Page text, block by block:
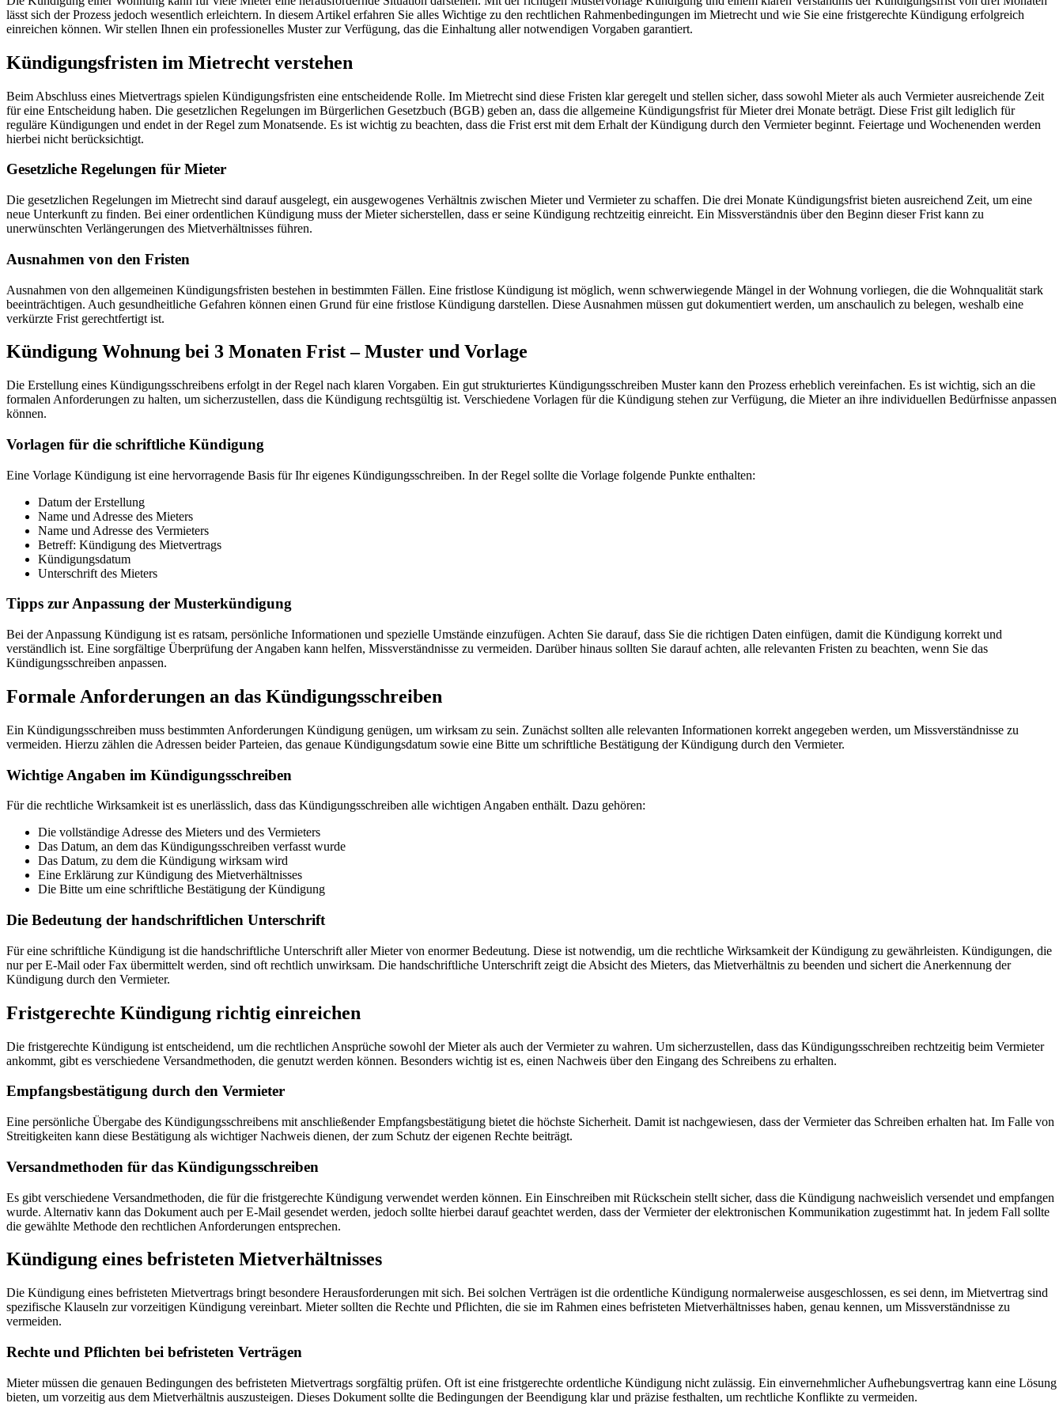
lässt sich der Prozess jedoch wesentlich erleichtern. In diesem Artikel erfahren Sie alles Wichtige zu den rechtlichen Rahmenbedingungen im Mietrecht und wie Sie eine fristgerechte Kündigung erfolgreich
einreichen können. Wir stellen Ihnen ein professionelles Muster zur Verfügung, das die Einhaltung aller notwendigen Vorgaben garantiert.
Kündigungsfristen im Mietrecht verstehen
Beim Abschluss eines Mietvertrags spielen Kündigungsfristen eine entscheidende Rolle. Im Mietrecht sind diese Fristen klar geregelt und stellen sicher, dass sowohl Mieter als auch Vermieter ausreichende Zeit
für eine Entscheidung haben. Die gesetzlichen Regelungen im Bürgerlichen Gesetzbuch (BGB) geben an, dass die allgemeine Kündigungsfrist für Mieter drei Monate beträgt. Diese Frist gilt lediglich für
reguläre Kündigungen und endet in der Regel zum Monatsende. Es ist wichtig zu beachten, dass die Frist erst mit dem Erhalt der Kündigung durch den Vermieter beginnt. Feiertage und Wochenenden werden
hierbei nicht berücksichtigt.
Gesetzliche Regelungen für Mieter
Die gesetzlichen Regelungen im Mietrecht sind darauf ausgelegt, ein ausgewogenes Verhältnis zwischen Mieter und Vermieter zu schaffen. Die drei Monate Kündigungsfrist bieten ausreichend Zeit, um eine
neue Unterkunft zu finden. Bei einer ordentlichen Kündigung muss der Mieter sicherstellen, dass er seine Kündigung rechtzeitig einreicht. Ein Missverständnis über den Beginn dieser Frist kann zu
unerwünschten Verlängerungen des Mietverhältnisses führen.
Ausnahmen von den Fristen
Ausnahmen von den allgemeinen Kündigungsfristen bestehen in bestimmten Fällen. Eine fristlose Kündigung ist möglich, wenn schwerwiegende Mängel in der Wohnung vorliegen, die die Wohnqualität stark
beeinträchtigen. Auch gesundheitliche Gefahren können einen Grund für eine fristlose Kündigung darstellen. Diese Ausnahmen müssen gut dokumentiert werden, um anschaulich zu belegen, weshalb eine
verkürzte Frist gerechtfertigt ist.
Kündigung Wohnung bei 3 Monaten Frist – Muster und Vorlage
Die Erstellung eines Kündigungsschreibens erfolgt in der Regel nach klaren Vorgaben. Ein gut strukturiertes Kündigungsschreiben Muster kann den Prozess erheblich vereinfachen. Es ist wichtig, sich an die
formalen Anforderungen zu halten, um sicherzustellen, dass die Kündigung rechtsgültig ist. Verschiedene Vorlagen für die Kündigung stehen zur Verfügung, die Mieter an ihre individuellen Bedürfnisse anpassen
können.
Vorlagen für die schriftliche Kündigung
Eine Vorlage Kündigung ist eine hervorragende Basis für Ihr eigenes Kündigungsschreiben. In der Regel sollte die Vorlage folgende Punkte enthalten:
Datum der Erstellung
Name und Adresse des Mieters
Name und Adresse des Vermieters
Betreff: Kündigung des Mietvertrags
Kündigungsdatum
Unterschrift des Mieters
Tipps zur Anpassung der Musterkündigung
Bei der Anpassung Kündigung ist es ratsam, persönliche Informationen und spezielle Umstände einzufügen. Achten Sie darauf, dass Sie die richtigen Daten einfügen, damit die Kündigung korrekt und
verständlich ist. Eine sorgfältige Überprüfung der Angaben kann helfen, Missverständnisse zu vermeiden. Darüber hinaus sollten Sie darauf achten, alle relevanten Fristen zu beachten, wenn Sie das
Kündigungsschreiben anpassen.
Formale Anforderungen an das Kündigungsschreiben
Ein Kündigungsschreiben muss bestimmten Anforderungen Kündigung genügen, um wirksam zu sein. Zunächst sollten alle relevanten Informationen korrekt angegeben werden, um Missverständnisse zu
vermeiden. Hierzu zählen die Adressen beider Parteien, das genaue Kündigungsdatum sowie eine Bitte um schriftliche Bestätigung der Kündigung durch den Vermieter.
Wichtige Angaben im Kündigungsschreiben
Für die rechtliche Wirksamkeit ist es unerlässlich, dass das Kündigungsschreiben alle wichtigen Angaben enthält. Dazu gehören:
Die vollständige Adresse des Mieters und des Vermieters
Das Datum, an dem das Kündigungsschreiben verfasst wurde
Das Datum, zu dem die Kündigung wirksam wird
Eine Erklärung zur Kündigung des Mietverhältnisses
Die Bitte um eine schriftliche Bestätigung der Kündigung
Die Bedeutung der handschriftlichen Unterschrift
Für eine schriftliche Kündigung ist die handschriftliche Unterschrift aller Mieter von enormer Bedeutung. Diese ist notwendig, um die rechtliche Wirksamkeit der Kündigung zu gewährleisten. Kündigungen, die
nur per E-Mail oder Fax übermittelt werden, sind oft rechtlich unwirksam. Die handschriftliche Unterschrift zeigt die Absicht des Mieters, das Mietverhältnis zu beenden und sichert die Anerkennung der
Kündigung durch den Vermieter.
Fristgerechte Kündigung richtig einreichen
Die fristgerechte Kündigung ist entscheidend, um die rechtlichen Ansprüche sowohl der Mieter als auch der Vermieter zu wahren. Um sicherzustellen, dass das Kündigungsschreiben rechtzeitig beim Vermieter
ankommt, gibt es verschiedene Versandmethoden, die genutzt werden können. Besonders wichtig ist es, einen Nachweis über den Eingang des Schreibens zu erhalten.
Empfangsbestätigung durch den Vermieter
Eine persönliche Übergabe des Kündigungsschreibens mit anschließender Empfangsbestätigung bietet die höchste Sicherheit. Damit ist nachgewiesen, dass der Vermieter das Schreiben erhalten hat. Im Falle von
Streitigkeiten kann diese Bestätigung als wichtiger Nachweis dienen, der zum Schutz der eigenen Rechte beiträgt.
Versandmethoden für das Kündigungsschreiben
Es gibt verschiedene Versandmethoden, die für die fristgerechte Kündigung verwendet werden können. Ein Einschreiben mit Rückschein stellt sicher, dass die Kündigung nachweislich versendet und empfangen
wurde. Alternativ kann das Dokument auch per E-Mail gesendet werden, jedoch sollte hierbei darauf geachtet werden, dass der Vermieter der elektronischen Kommunikation zugestimmt hat. In jedem Fall sollte
die gewählte Methode den rechtlichen Anforderungen entsprechen.
Kündigung eines befristeten Mietverhältnisses
Die Kündigung eines befristeten Mietvertrags bringt besondere Herausforderungen mit sich. Bei solchen Verträgen ist die ordentliche Kündigung normalerweise ausgeschlossen, es sei denn, im Mietvertrag sind
spezifische Klauseln zur vorzeitigen Kündigung vereinbart. Mieter sollten die Rechte und Pflichten, die sie im Rahmen eines befristeten Mietverhältnisses haben, genau kennen, um Missverständnisse zu
vermeiden.
Rechte und Pflichten bei befristeten Verträgen
Mieter müssen die genauen Bedingungen des befristeten Mietvertrags sorgfältig prüfen. Oft ist eine fristgerechte ordentliche Kündigung nicht zulässig. Ein einvernehmlicher Aufhebungsvertrag kann eine Lösung
bieten, um vorzeitig aus dem Mietverhältnis auszusteigen. Dieses Dokument sollte die Bedingungen der Beendigung klar und präzise festhalten, um rechtliche Konflikte zu vermeiden.